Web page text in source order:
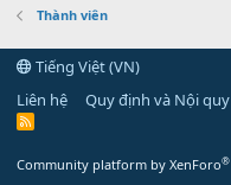
Thành viên
Tiếng Việt (VN)
Liên hệ
Quy định và Nội quy
R
Community platform by XenForo®